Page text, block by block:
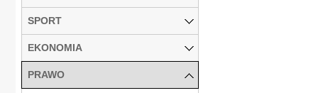
SPORT
EKONOMIA
PRAWO